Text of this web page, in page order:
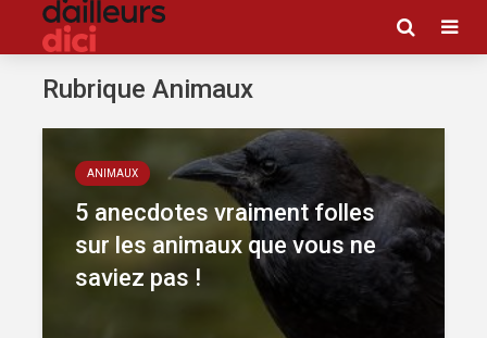
Rubrique Animaux
ANIMAUX
5 anecdotes vraiment folles
sur les animaux que vous ne
saviez pas !